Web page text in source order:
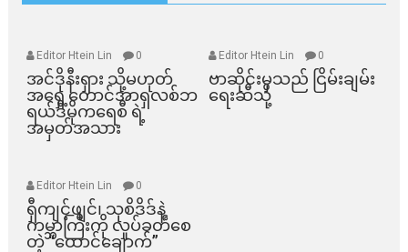
Editor Htein Lin 0
အင်ဒိုနီးရှား သို့မဟုတ်
အရှေ့တောင်အာရှလစ်ဘ
ရယ်ဒီမိုကရေစီ ရဲ့
အမှတ်အသား
Editor Htein Lin 0
ဗာဆိုင်းမှသည် ငြိမ်းချမ်း
ရေးဆီသို့
Editor Htein Lin 0
ရှီကျင့်ဖျင်၊ သုစိဒိဒ်နဲ့
ကမ္ဘာကြီးကို လှုပ်ခတ်စေ
တဲ့ “ထောင်ချောက်”